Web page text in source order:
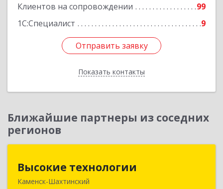
Клиентов на сопровождении
99
1С:Специалист
9
Отправить заявку
Показать контакты
Отправить заявку
Назад
Ближайшие партнеры из соседних
регионов
Высокие технологии
Каменск-Шахтинский
347810, Ростовская обл, Каменск-Шахтинский г,